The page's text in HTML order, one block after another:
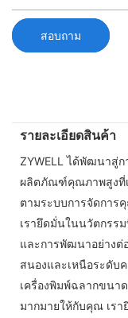
สอบถาม
รายละเอียดสินค้า
ZYWELL ได้พัฒนาสู่
ผลิตภัณฑ์คุณภาพสูงที่เ
ตามระบบการจัดการ
เรายึดมั่นในนวัตกรร
และการพัฒนาอย่างต่
สนองและเหนือระดับ
เครื่องพิมพ์ฉลากขนา
มากมายให้กับคุณ เร